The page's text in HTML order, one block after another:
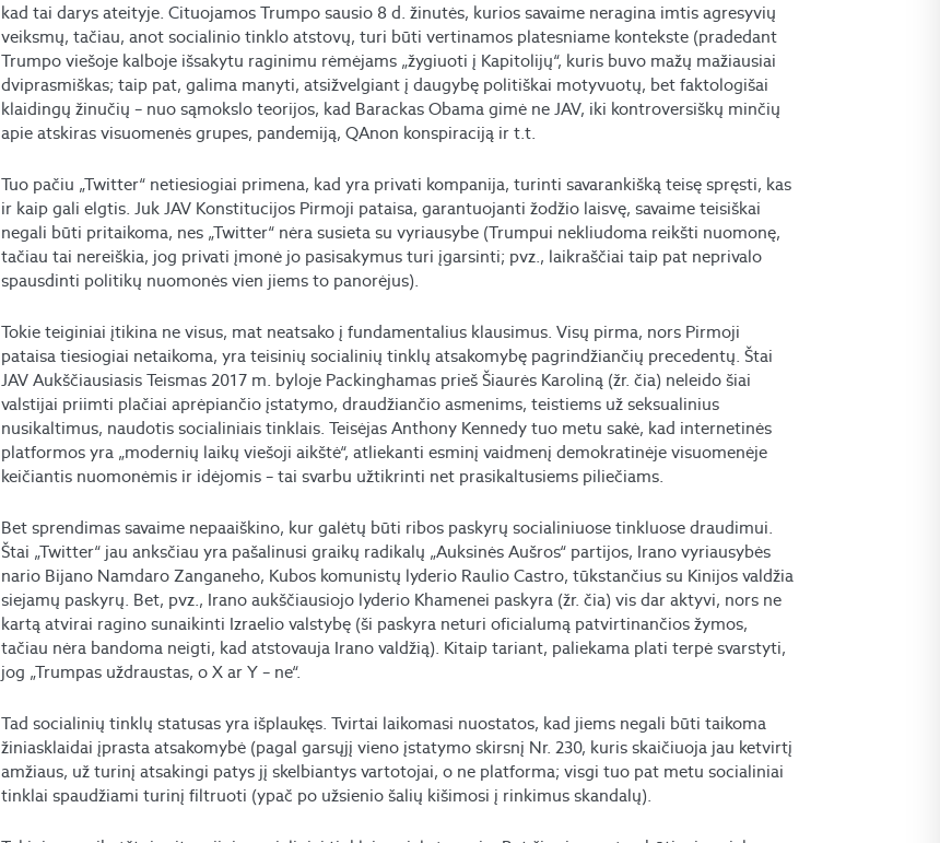
kad tai darys ateityje. Cituojamos Trumpo sausio 8 d. žinutės, kurios savaime neragina imtis agresyvių
veiksmų, tačiau, anot socialinio tinklo atstovų, turi būti vertinamos platesniame kontekste (pradedant
Trumpo viešoje kalboje išsakytu raginimu rėmėjams „žygiuoti į Kapitolijų“, kuris buvo mažų mažiausiai
dviprasmiškas; taip pat, galima manyti, atsižvelgiant į daugybę politiškai motyvuotų, bet faktologišai
klaidingų žinučių – nuo sąmokslo teorijos, kad Barackas Obama gimė ne JAV, iki kontroversiškų minčių
apie atskiras visuomenės grupes, pandemiją, QAnon konspiraciją ir t.t.
Tuo pačiu „Twitter“ netiesiogiai primena, kad yra privati kompanija, turinti savarankišką teisę spręsti, kas
ir kaip gali elgtis. Juk JAV Konstitucijos Pirmoji pataisa, garantuojanti žodžio laisvę, savaime teisiškai
negali būti pritaikoma, nes „Twitter“ nėra susieta su vyriausybe (Trumpui nekliudoma reikšti nuomonę,
tačiau tai nereiškia, jog privati įmonė jo pasisakymus turi įgarsinti; pvz., laikraščiai taip pat neprivalo
spausdinti politikų nuomonės vien jiems to panorėjus).
Tokie teiginiai įtikina ne visus, mat neatsako į fundamentalius klausimus. Visų pirma, nors Pirmoji
pataisa tiesiogiai netaikoma, yra teisinių socialinių tinklų atsakomybę pagrindžiančių precedentų. Štai
JAV Aukščiausiasis Teismas 2017 m. byloje Packinghamas prieš Šiaurės Karoliną (žr. čia) neleido šiai
valstijai priimti plačiai aprėpiančio įstatymo, draudžiančio asmenims, teistiems už seksualinius
nusikaltimus, naudotis socialiniais tinklais. Teisėjas Anthony Kennedy tuo metu sakė, kad internetinės
platformos yra „modernių laikų viešoji aikštė“, atliekanti esminį vaidmenį demokratinėje visuomenėje
keičiantis nuomonėmis ir idėjomis – tai svarbu užtikrinti net prasikaltusiems piliečiams.
Bet sprendimas savaime nepaaiškino, kur galėtų būti ribos paskyrų socialiniuose tinkluose draudimui.
Štai „Twitter“ jau anksčiau yra pašalinusi graikų radikalų „Auksinės Aušros“ partijos, Irano vyriausybės
nario Bijano Namdaro Zanganeho, Kubos komunistų lyderio Raulio Castro, tūkstančius su Kinijos valdžia
siejamų paskyrų. Bet, pvz., Irano aukščiausiojo lyderio Khamenei paskyra (žr. čia) vis dar aktyvi, nors ne
kartą atvirai ragino sunaikinti Izraelio valstybę (ši paskyra neturi oficialumą patvirtinančios žymos,
tačiau nėra bandoma neigti, kad atstovauja Irano valdžią). Kitaip tariant, paliekama plati terpė svarstyti,
jog „Trumpas uždraustas, o X ar Y – ne“.
Tad socialinių tinklų statusas yra išplaukęs. Tvirtai laikomasi nuostatos, kad jiems negali būti taikoma
žiniasklaidai įprasta atsakomybė (pagal garsųjį vieno įstatymo skirsnį Nr. 230, kuris skaičiuoja jau ketvirtį
amžiaus, už turinį atsakingi patys jį skelbiantys vartotojai, o ne platforma; visgi tuo pat metu socialiniai
tinklai spaudžiami turinį filtruoti (ypač po užsienio šalių kišimosi į rinkimus skandalų).